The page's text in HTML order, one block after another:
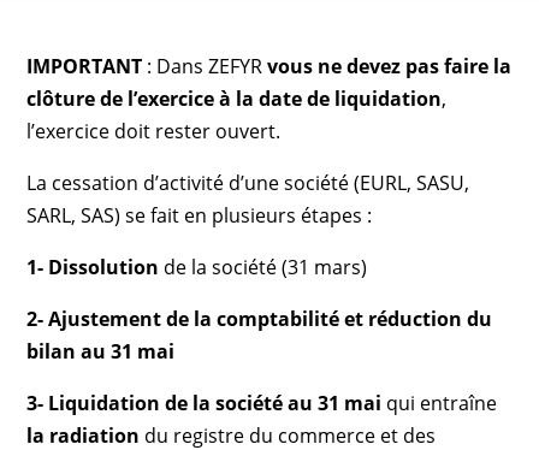
IMPORTANT : Dans ZEFYRvous ne devez pas faire la
clôture de l’exercice à la date de liquidation,
l’exercice doit rester ouvert.
La cessation d’activité d’une société (EURL, SASU,
SARL, SAS) se fait en plusieurs étapes :
1- Dissolution de la société (31 mars)
2- Ajustement de la comptabilité et réduction du
bilan au 31 mai
3- Liquidation de la société au 31 mai qui entraîne
la radiation du registre du commerce et des